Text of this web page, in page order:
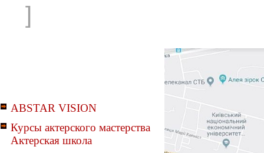
]
ABSTAR VISION
Курсы актерского мастерства
Актерская школа